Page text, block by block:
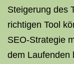
Steigerung des
richtigen Tool
SEO-Strategie
dem Laufenden